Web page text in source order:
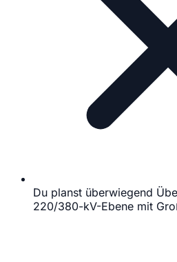
Du planst überwiegend
220/380-kV-Ebene mit